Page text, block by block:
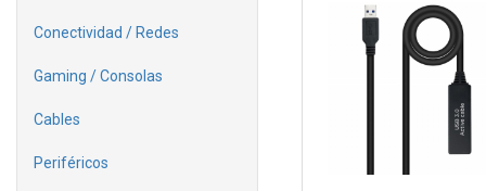
Conectividad / Redes
Gaming / Consolas
Cables
Periféricos